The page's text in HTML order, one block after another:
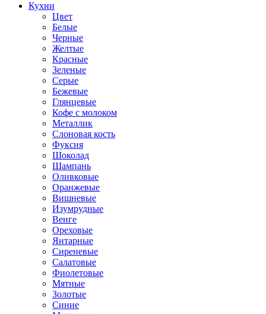
Кухни
Цвет
Белые
Черные
Желтые
Красные
Зеленые
Серые
Бежевые
Глянцевые
Кофе с молоком
Металлик
Слоновая кость
Фуксия
Шоколад
Шампань
Оливковые
Оранжевые
Вишневые
Изумрудные
Венге
Ореховые
Янтарные
Сиреневые
Салатовые
Фиолетовые
Мятные
Золотые
Синие